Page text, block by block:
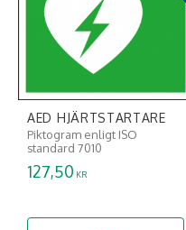
AED HJÄRTSTARTARE
Piktogram enligt ISO
standard 7010
127,50 KR